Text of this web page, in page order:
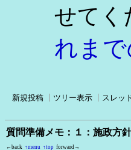
せてく
れま
新規投稿 ツリー表示 スレッ
質問準備メモ：１：施政方
←back ↑menu ↑top forward→